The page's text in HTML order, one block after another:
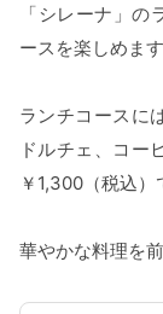
「シレーナ」
ースを楽しめます
ランチコースに
ドルチェ、コー
￥1,300（税込
華やかな料理を